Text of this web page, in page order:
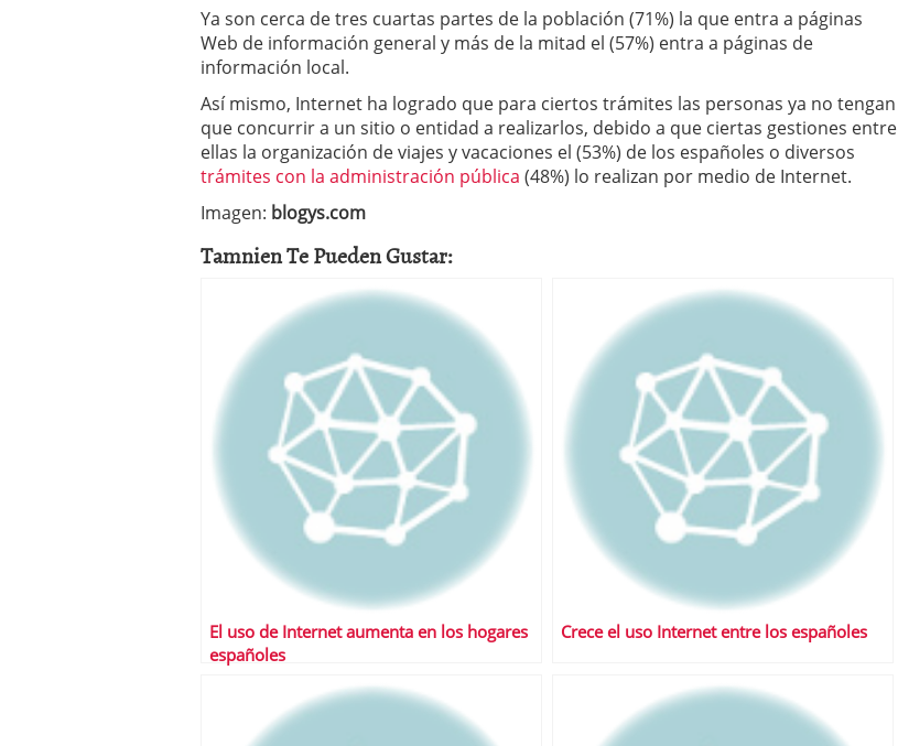
Ya son cerca de tres cuartas partes de la población (71%) la que entra a páginas
Web de información general y más de la mitad el (57%) entra a páginas de
información local.
Así mismo, Internet ha logrado que para ciertos trámites las personas ya no tengan
que concurrir a un sitio o entidad a realizarlos, debido a que ciertas gestiones entre
ellas la organización de viajes y vacaciones el (53%) de los españoles o diversos
trámites con la administración pública (48%) lo realizan por medio de Internet.
Imagen: blogys.com
Tamnien Te Pueden Gustar:
El uso de Internet aumenta en los hogares
españoles
Crece el uso Internet entre los españoles